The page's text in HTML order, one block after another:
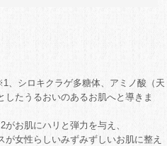
、シロキクラゲ多糖体、アミノ酸（天
たうるおいのあるお肌へと導きま
お肌にハリと弾力を与え、
女性らしいみずみずしいお肌に整え